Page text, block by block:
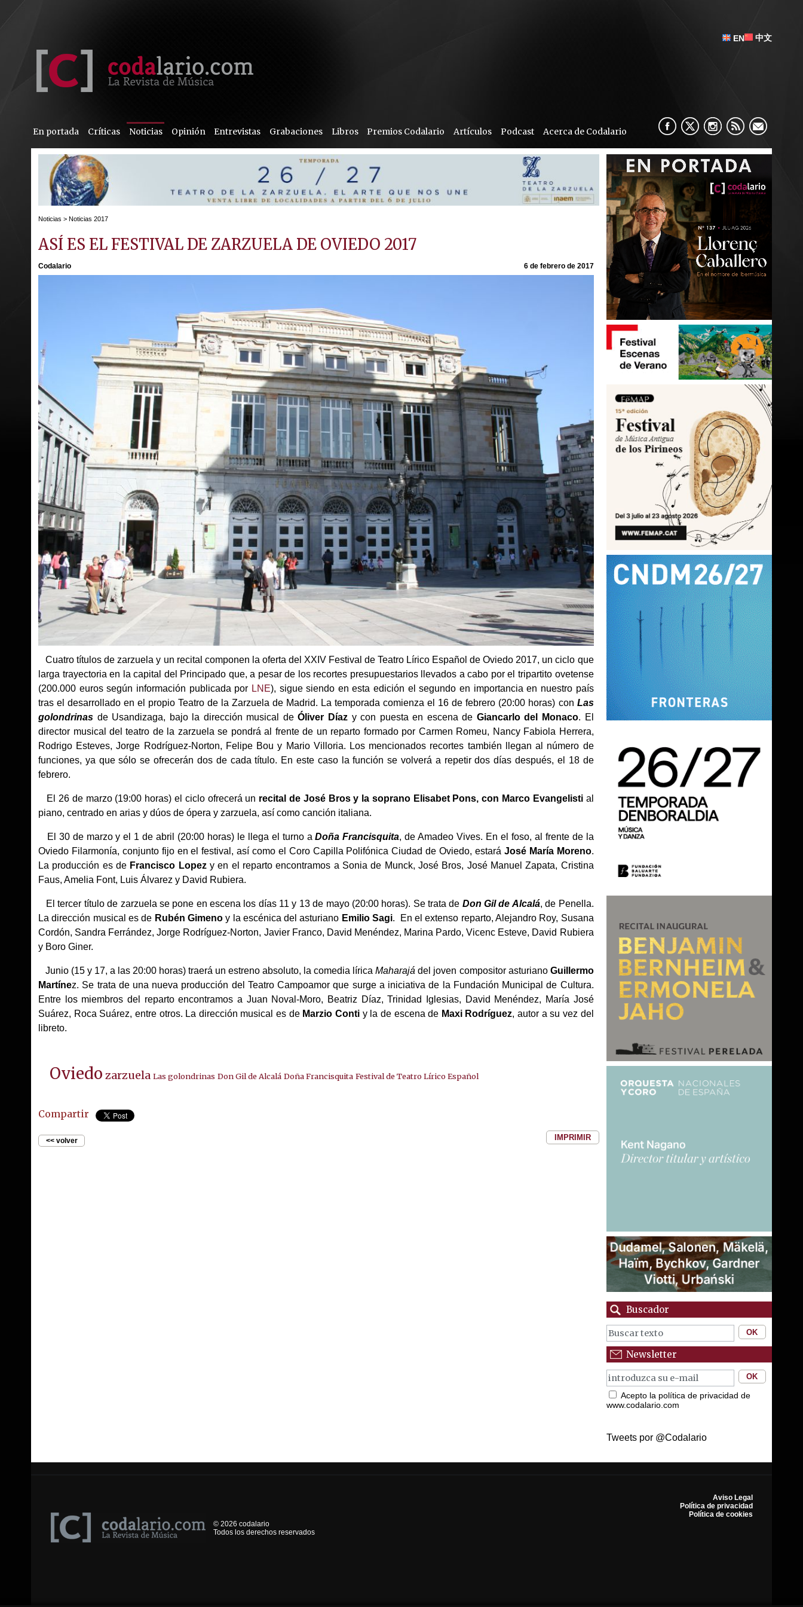
EN 中文
En portada Críticas Noticias Opinión Entrevistas Grabaciones Libros Premios Codalario Artículos Podcast Acerca de Codalario
Noticias > Noticias 2017
ASÍ ES EL FESTIVAL DE ZARZUELA DE OVIEDO 2017
Codalario 6 de febrero de 2017
Cuatro títulos de zarzuela y un recital componen la oferta del XXIV Festival de Teatro Lírico Español de Oviedo 2017, un ciclo que
larga trayectoria en la capital del Principado que, a pesar de los recortes presupuestarios llevados a cabo por el tripartito ovetense
(200.000 euros según información publicada por LNE), sigue siendo en esta edición el segundo en importancia en nuestro país
tras el desarrollado en el propio Teatro de la Zarzuela de Madrid. La temporada comienza el 16 de febrero (20:00 horas) con Las
golondrinas de Usandizaga, bajo la dirección musical deÓliver Díaz y con puesta en escena de Giancarlo del Monaco. El
director musical del teatro de la zarzuela se pondrá al frente de un reparto formado por Carmen Romeu, Nancy Fabiola Herrera,
Rodrigo Esteves, Jorge Rodríguez-Norton, Felipe Bou y Mario Villoria. Los mencionados recortes también llegan al número de
funciones, ya que sólo se ofrecerán dos de cada título. En este caso la función se volverá a repetir dos días después, el 18 de
febrero.
El 26 de marzo (19:00 horas) el ciclo ofrecerá un recital de José Bros y la soprano Elisabet Pons, con Marco Evangelistial
piano, centrado en arias y dúos de ópera y zarzuela, así como canción italiana.
El 30 de marzo y el 1 de abril (20:00 horas) le llega el turno aDoña Francisquita, de Amadeo Vives. En el foso, al frente de la
Oviedo Filarmonía, conjunto fijo en el festival, así como el Coro Capilla Polifónica Ciudad de Oviedo, estará José María Moreno.
La producción es de Francisco Lopezy en el reparto encontramos a Sonia de Munck, José Bros, José Manuel Zapata, Cristina
Faus, Amelia Font, Luis Álvarez y David Rubiera.
El tercer título de zarzuela se pone en escena los días 11 y 13 de mayo (20:00 horas). Se trata de Don Gil de Alcalá, de Penella.
La dirección musical es de Rubén Gimenoy la escénica del asturiano Emilio Sagi. En el extenso reparto, Alejandro Roy, Susana
Cordón, Sandra Ferrández, Jorge Rodríguez-Norton, Javier Franco, David Menéndez, Marina Pardo, Vicenc Esteve, David Rubiera
y Boro Giner.
Junio (15 y 17, a las 20:00 horas) traerá un estreno absoluto, la comedia líricaMaharajá del joven compositor asturiano Guillermo
Martínez. Se trata de una nueva producción del Teatro Campoamor que surge a iniciativa de la Fundación Municipal de Cultura.
Entre los miembros del reparto encontramos a Juan Noval-Moro, Beatriz Díaz, Trinidad Iglesias, David Menéndez, María José
Suárez, Roca Suárez, entre otros. La dirección musical es de Marzio Contiy la de escena de Maxi Rodríguez, autor a su vez del
libreto.
Oviedo zarzuela Las golondrinas Don Gil de Alcalá Doña Francisquita Festival de Teatro Lírico Español
Compartir
<< volver IMPRIMIR
Buscador
Newsletter
Acepto la política de privacidad de
www.codalario.com
Tweets por @Codalario
© 2026 codalario
Todos los derechos reservados
Aviso Legal
Política de privacidad
Política de cookies